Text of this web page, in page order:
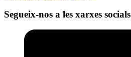
Segueix-nos a les xarxes socials